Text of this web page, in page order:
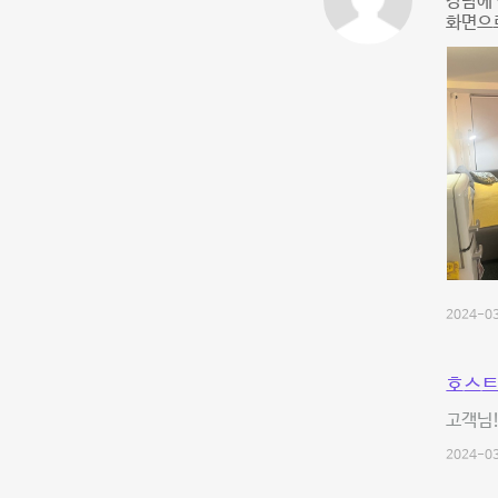
화면으
2024-
호스
고객님
2024-